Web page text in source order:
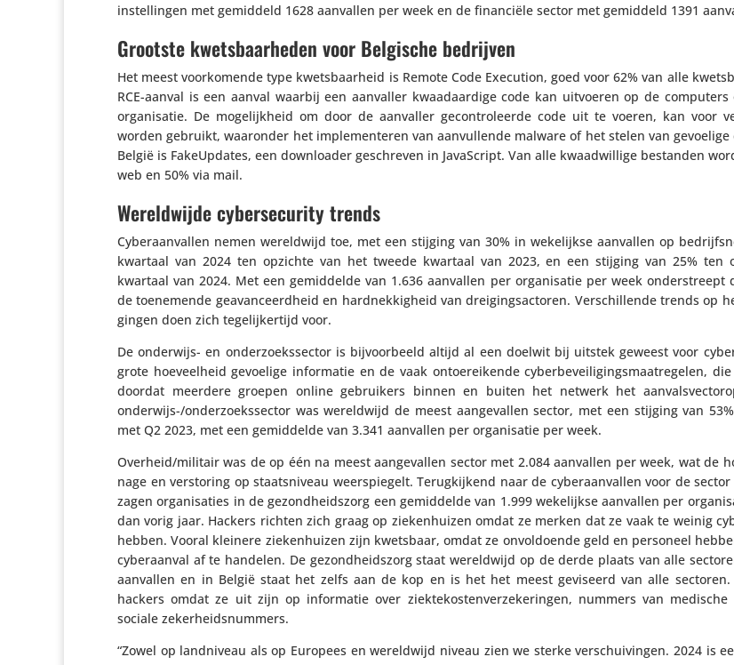
instel­lingen met gemiddeld 1628 aanvallen per week en de finan­ciële sector met gemiddeld 1391
Grootste kwetsbaarheden voor Belgische bedrijven
Het meest voor­ko­mende type kwets­baar­heid is Remote Code Execution, goed voor 62% van alle
RCE-aanval is een aanval waarbij een aanvaller kwaad­aar­dige code kan uitvoeren op de
orga­ni­satie. De moge­lijk­heid om door de aanvaller gecon­tro­leerde code uit te voeren, kan voor
worden gebruikt, waaronder het imple­men­teren van aanvul­lende malware of het stelen van
België is FakeUp­dates, een down­lo­ader geschreven in JavaScript. Van alle kwaad­wil­lige bestanden
web en 50% via mail.
Wereldwijde cybersecurity trends
Cyber­aan­vallen nemen wereld­wijd toe, met een stijging van 30% in weke­lijkse aanvallen op
kwartaal van 2024 ten opzichte van het tweede kwartaal van 2023, en een stijging van 25% ten
kwartaal van 2024. Met een gemid­delde van 1.636 aanvallen per orga­ni­satie per week onder­streept
de toene­mende geavan­ceerd­heid en hard­nek­kig­heid van drei­gings­ac­toren. Verschil­lende trends op
gingen doen zich tege­lij­ker­tijd voor.
De onderwijs- en onder­zoeks­sector is bijvoor­beeld altijd al een doelwit bij uitstek geweest voor
grote hoeveel­heid gevoelige infor­matie en de vaak ontoe­rei­kende cyber­be­vei­li­gings­maat­re­gelen,
doordat meerdere groepen online gebrui­kers binnen en buiten het netwerk het
onderwijs-/onder­zoeks­sector was wereld­wijd de meest aange­vallen sector, met een stijging van
met Q2 2023, met een gemid­delde van 3.341 aanvallen per orga­ni­satie per week.
Overheid/​militair was de op één na meest aange­vallen sector met 2.084 aanvallen per week, wat de
nage en versto­ring op staats­ni­veau weer­spie­gelt. Terug­kij­kend naar de cyber­aan­vallen voor de
zagen orga­ni­sa­ties in de gezond­heids­zorg een gemid­delde van 1.999 weke­lijkse aanvallen per
dan vorig jaar. Hackers richten zich graag op zieken­huizen omdat ze merken dat ze vaak te weinig
hebben. Vooral kleinere zieken­huizen zijn kwetsbaar, omdat ze onvol­doende geld en personeel
cyber­aanval af te handelen. De gezond­heids­zorg staat wereld­wijd op de derde plaats van alle
aan­vallen en in België staat het zelfs aan de kop en is het het meest geviseerd van alle
hackers omdat ze uit zijn op infor­matie over ziek­te­kos­ten­ver­ze­ke­ringen, nummers van medische
sociale zekerheidsnummers.
“Zowel op land­ni­veau als op Europees en wereld­wijd niveau zien we sterke verschui­vingen. 2024 is